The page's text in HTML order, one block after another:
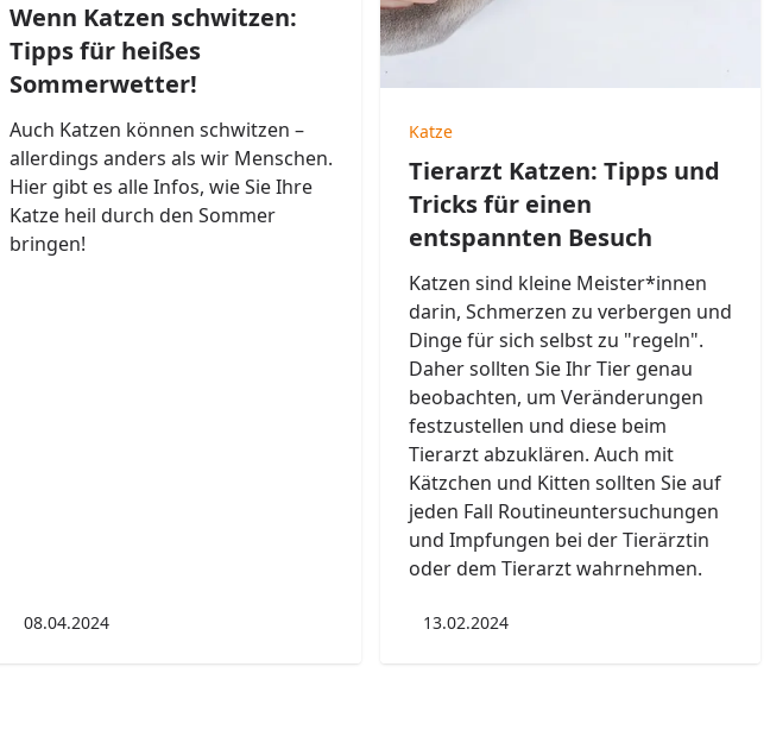
Wenn Katzen schwitzen:
Tipps für heißes
Sommerwetter!
Auch Katzen können schwitzen –
allerdings anders als wir Menschen.
Hier gibt es alle Infos, wie Sie Ihre
Katze heil durch den Sommer
bringen!
08.04.2024
Katze
Tierarzt Katzen: Tipps und
Tricks für einen
entspannten Besuch
Katzen sind kleine Meister*innen
darin, Schmerzen zu verbergen und
Dinge für sich selbst zu "regeln".
Daher sollten Sie Ihr Tier genau
beobachten, um Veränderungen
festzustellen und diese beim
Tierarzt abzuklären. Auch mit
Kätzchen und Kitten sollten Sie auf
jeden Fall Routineuntersuchungen
und Impfungen bei der Tierärztin
oder dem Tierarzt wahrnehmen.
13.02.2024